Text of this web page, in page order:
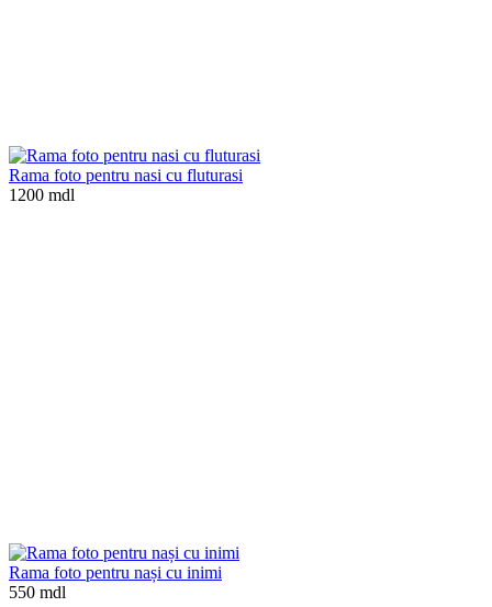
Rama foto pentru nasi cu fluturasi
1200 mdl
Rama foto pentru nași cu inimi
550 mdl